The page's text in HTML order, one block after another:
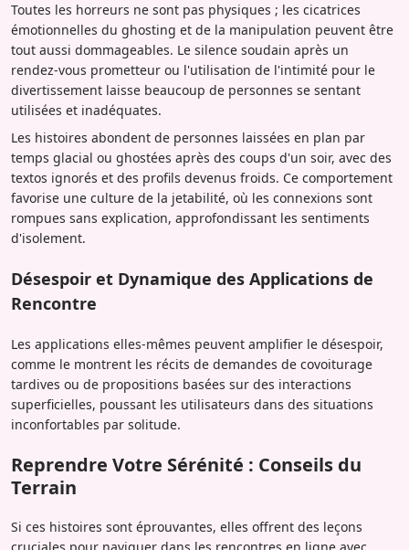
Toutes les horreurs ne sont pas physiques ; les cicatrices
émotionnelles du ghosting et de la manipulation peuvent être
tout aussi dommageables. Le silence soudain après un
rendez-vous prometteur ou l'utilisation de l'intimité pour le
divertissement laisse beaucoup de personnes se sentant
utilisées et inadéquates.
Les histoires abondent de personnes laissées en plan par
temps glacial ou ghostées après des coups d'un soir, avec des
textos ignorés et des profils devenus froids. Ce comportement
favorise une culture de la jetabilité, où les connexions sont
rompues sans explication, approfondissant les sentiments
d'isolement.
Désespoir et Dynamique des Applications de
Rencontre
Les applications elles-mêmes peuvent amplifier le désespoir,
comme le montrent les récits de demandes de covoiturage
tardives ou de propositions basées sur des interactions
superficielles, poussant les utilisateurs dans des situations
inconfortables par solitude.
Reprendre Votre Sérénité : Conseils du
Terrain
Si ces histoires sont éprouvantes, elles offrent des leçons